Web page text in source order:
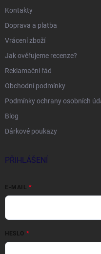
Kontakty
Doprava a platba
Vrácení zboží
Jak ověřujeme recenze?
Reklamační řád
Obchodní podmínky
Podmínky ochrany osobních
Blog
Dárkové poukazy
PŘIHLÁŠENÍ
E-MAIL
HESLO